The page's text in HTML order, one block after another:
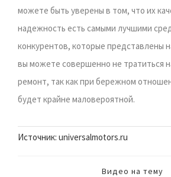
можете быть уверены в том, что их
надежность есть самыми лучшими
конкурентов, которые представлены
вы можете совершенно не тратиться
ремонт, так как при бережном
будет крайне маловероятной.
Источник: universalmotors.ru
Видео на тему